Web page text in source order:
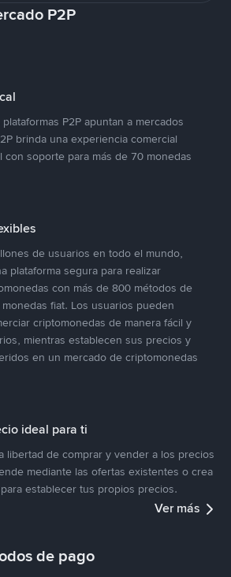
P2P
P2P apuntan a mercados
brinda una experiencia comercial
con soporte para más de 70 monedas
de usuarios en todo el mundo,
plataforma segura para realizar
con más de 800 métodos de
fiat. Los usuarios pueden
criptomonedas de manera fácil y
mientras establecen sus precios y
en un mercado de criptomonedas
ideal para ti
libertad de comprar y vender a los precios
mediante las ofertas existentes o crea
establecer tus propios precios.
Ver más
de pago